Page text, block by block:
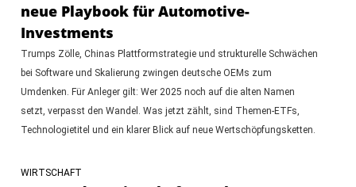
neue Playbook für Automotive-
Investments
Trumps Zölle, Chinas Plattformstrategie und strukturelle Schwächen
bei Software und Skalierung zwingen deutsche OEMs zum
Umdenken. Für Anleger gilt: Wer 2025 noch auf die alten Namen
setzt, verpasst den Wandel. Was jetzt zählt, sind Themen-ETFs,
Technologietitel und ein klarer Blick auf neue Wertschöpfungsketten.
WIRTSCHAFT